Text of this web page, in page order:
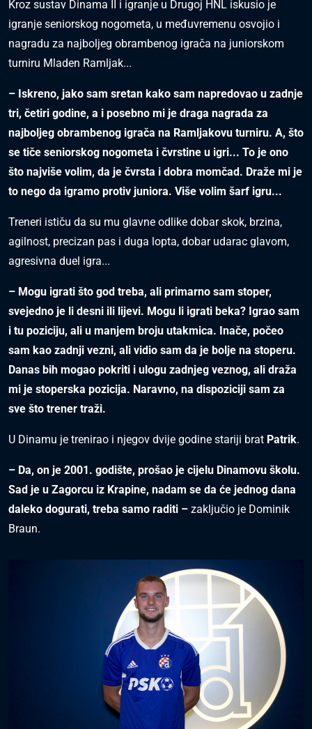
Kroz sustav Dinama II i igranje u Drugoj HNL iskusio je
igranje seniorskog nogometa, u međuvremenu osvojio i
nagradu za najboljeg obrambenog igrača na juniorskom
turniru Mladen Ramljak...
– Iskreno, jako sam sretan kako sam napredovao u zadnje
tri, četiri godine, a i posebno mi je draga nagrada za
najboljeg obrambenog igrača na Ramljakovu turniru. A, što
se tiče seniorskog nogometa i čvrstine u igri... To je ono
što najviše volim, da je čvrsta i dobra momčad. Draže mi je
to nego da igramo protiv juniora. Više volim šarf igru...
Treneri ističu da su mu glavne odlike dobar skok, brzina,
agilnost, precizan pas i duga lopta, dobar udarac glavom,
agresivna duel igra...
– Mogu igrati što god treba, ali primarno sam stoper,
svejedno je li desni ili lijevi. Mogu li igrati beka? Igrao sam
i tu poziciju, ali u manjem broju utakmica. Inače, počeo
sam kao zadnji vezni, ali vidio sam da je bolje na stoperu.
Danas bih mogao pokriti i ulogu zadnjeg veznog, ali draža
mi je stoperska pozicija. Naravno, na dispoziciji sam za
sve što trener traži.
U Dinamu je trenirao i njegov dvije godine stariji brat Patrik.
– Da, on je 2001. godište, prošao je cijelu Dinamovu školu.
Sad je u Zagorcu iz Krapine, nadam se da će jednog dana
daleko dogurati, treba samo raditi – zaključio je Dominik
Braun.